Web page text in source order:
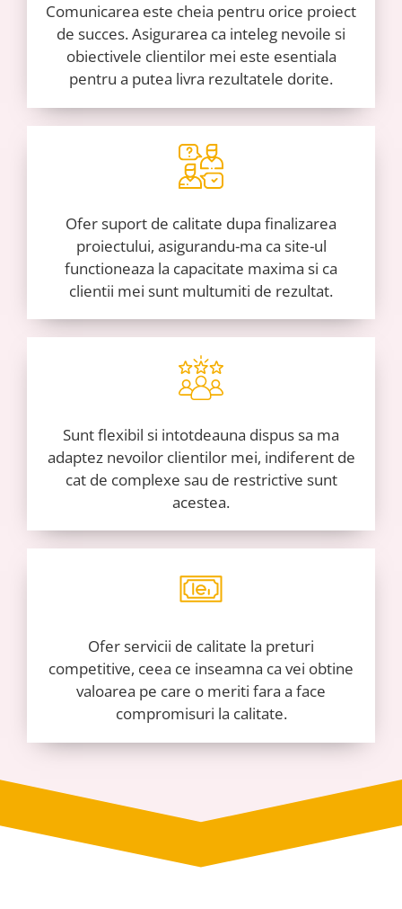
Comunicarea este cheia pentru orice proiect
de succes. Asigurarea ca inteleg nevoile si
obiectivele clientilor mei este esentiala
pentru a putea livra rezultatele dorite.
Ofer suport de calitate dupa finalizarea
proiectului, asigurandu-ma ca site-ul
functioneaza la capacitate maxima si ca
clientii mei sunt multumiti de rezultat.
Sunt flexibil si intotdeauna dispus sa ma
adaptez nevoilor clientilor mei, indiferent de
cat de complexe sau de restrictive sunt
acestea.
Ofer servicii de calitate la preturi
competitive, ceea ce inseamna ca vei obtine
valoarea pe care o meriti fara a face
compromisuri la calitate.